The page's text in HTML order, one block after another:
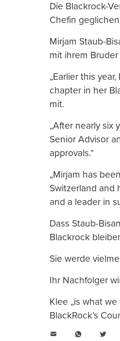
Die Blackrock-
Chefin
Mirjam Staub-
mit ihrem
„Earlier this
chapter in her
mit.
„After nearly six
Senior Advisor
approvals.“
„Mirjam has
Switzerland and
and a leader in
Dass Staub-
Blackrock
Sie werde
Ihr Nachfolger
Klee „is what we
BlackRock’s
WhatsApp